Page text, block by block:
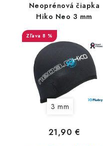
Neoprénová čiapka
Hiko Neo 3 mm
8 %
3 mm
21,90 €